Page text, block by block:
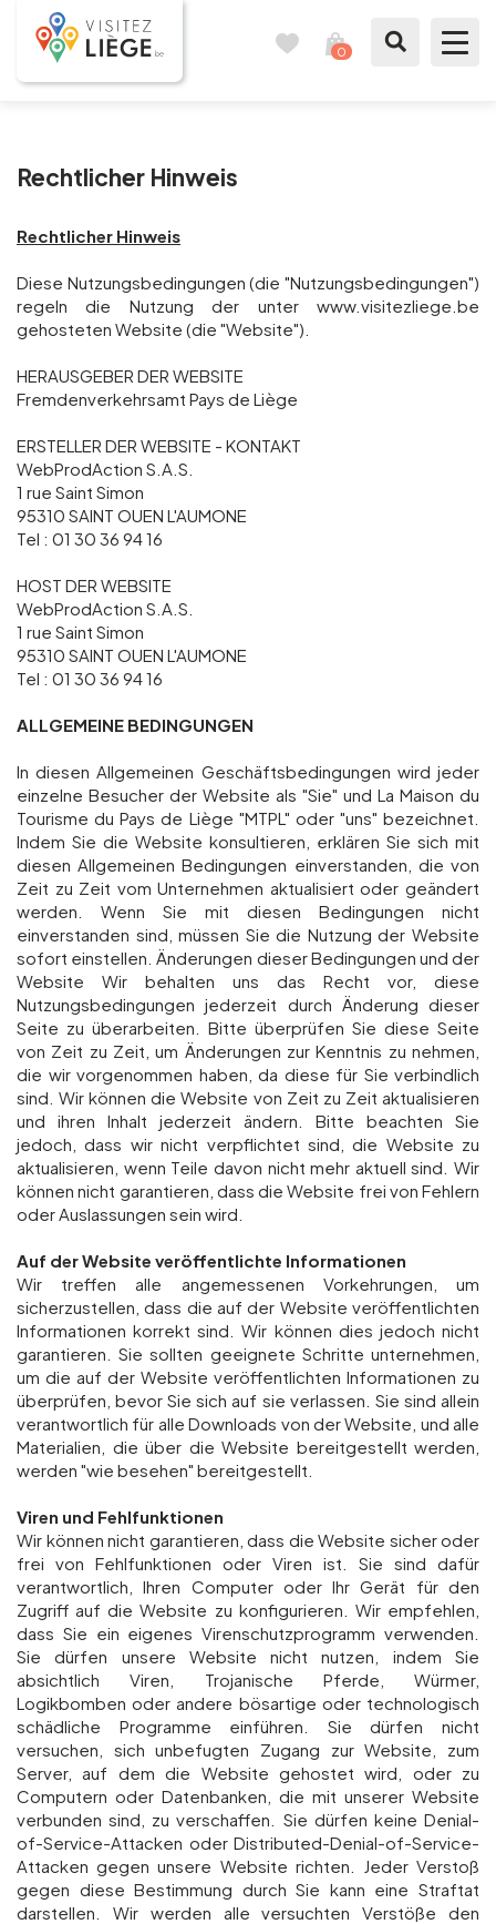
0
Wie ein Bürger von Lüttich
Meinen Aufenthalt vorbereiten
Unsere Vorschläge
Folgen Sie uns
Presse
Gruppen und Reiseveranstalter
FR EN NL DE
Rechtlicher Hinweis
Rechtlicher Hinweis
Diese Nutzungsbedingungen (die "Nutzungsbedingungen")
regeln die Nutzung der unter www.visitezliege.be
gehosteten Website (die "Website").
HERAUSGEBER DER WEBSITE
Fremdenverkehrsamt Pays de Liège
ERSTELLER DER WEBSITE - KONTAKT
WebProdAction S.A.S.
1 rue Saint Simon
95310 SAINT OUEN L'AUMONE
Tel : 01 30 36 94 16
HOST DER WEBSITE
WebProdAction S.A.S.
1 rue Saint Simon
95310 SAINT OUEN L'AUMONE
Tel : 01 30 36 94 16
ALLGEMEINE BEDINGUNGEN
In diesen Allgemeinen Geschäftsbedingungen wird jeder
einzelne Besucher der Website als "Sie" und La Maison du
Tourisme du Pays de Liège "MTPL" oder "uns" bezeichnet.
Indem Sie die Website konsultieren, erklären Sie sich mit
diesen Allgemeinen Bedingungen einverstanden, die von
Zeit zu Zeit vom Unternehmen aktualisiert oder geändert
werden. Wenn Sie mit diesen Bedingungen nicht
einverstanden sind, müssen Sie die Nutzung der Website
sofort einstellen. Änderungen dieser Bedingungen und der
Website Wir behalten uns das Recht vor, diese
Nutzungsbedingungen jederzeit durch Änderung dieser
Seite zu überarbeiten. Bitte überprüfen Sie diese Seite
von Zeit zu Zeit, um Änderungen zur Kenntnis zu nehmen,
die wir vorgenommen haben, da diese für Sie verbindlich
sind. Wir können die Website von Zeit zu Zeit aktualisieren
und ihren Inhalt jederzeit ändern. Bitte beachten Sie
jedoch, dass wir nicht verpflichtet sind, die Website zu
aktualisieren, wenn Teile davon nicht mehr aktuell sind. Wir
können nicht garantieren, dass die Website frei von Fehlern
oder Auslassungen sein wird.
Auf der Website veröffentlichte Informationen
Wir treffen alle angemessenen Vorkehrungen, um
sicherzustellen, dass die auf der Website veröffentlichten
Informationen korrekt sind. Wir können dies jedoch nicht
garantieren. Sie sollten geeignete Schritte unternehmen,
um die auf der Website veröffentlichten Informationen zu
überprüfen, bevor Sie sich auf sie verlassen. Sie sind allein
verantwortlich für alle Downloads von der Website, und alle
Materialien, die über die Website bereitgestellt werden,
werden "wie besehen" bereitgestellt.
Viren und Fehlfunktionen
Wir können nicht garantieren, dass die Website sicher oder
frei von Fehlfunktionen oder Viren ist. Sie sind dafür
verantwortlich, Ihren Computer oder Ihr Gerät für den
Zugriff auf die Website zu konfigurieren. Wir empfehlen,
dass Sie ein eigenes Virenschutzprogramm verwenden.
Sie dürfen unsere Website nicht nutzen, indem Sie
absichtlich Viren, Trojanische Pferde, Würmer,
Logikbomben oder andere bösartige oder technologisch
schädliche Programme einführen. Sie dürfen nicht
versuchen, sich unbefugten Zugang zur Website, zum
Server, auf dem die Website gehostet wird, oder zu
Computern oder Datenbanken, die mit unserer Website
verbunden sind, zu verschaffen. Sie dürfen keine Denial-
of-Service-Attacken oder Distributed-Denial-of-Service-
Attacken gegen unsere Website richten. Jeder Verstoß
gegen diese Bestimmung durch Sie kann eine Straftat
darstellen. Wir werden alle versuchten Verstöße den